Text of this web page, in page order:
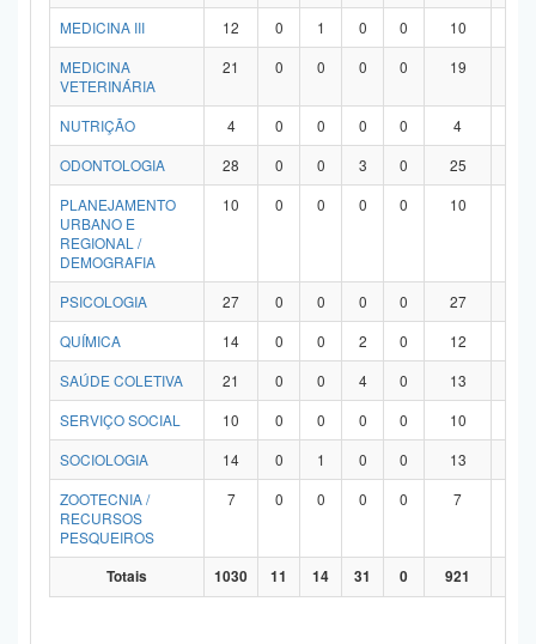
MEDICINA III
12 0 1 0 0 10
MEDICINA
VETERINÁRIA
21 0 0 0 0 19
NUTRIÇÃO 4 0 0 0 0 4
ODONTOLOGIA
28 0 0 3 0 25
PLANEJAMENTO
URBANO E
REGIONAL /
DEMOGRAFIA
10 0 0 0 0 10
PSICOLOGIA 27 0 0 0 0 27
QUÍMICA
14 0 0 2 0 12
SAÚDE COLETIVA
21 0 0 4 0 13
SERVIÇO SOCIAL
10 0 0 0 0 10
SOCIOLOGIA
14 0 1 0 0 13
ZOOTECNIA /
RECURSOS
PESQUEIROS
7 0 0 0 0 7
Totais 1030 11 14 31 0 921